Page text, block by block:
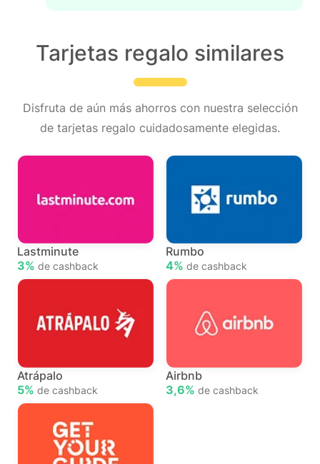
Tarjetas regalo similares
Disfruta de aún más ahorros con nuestra selección
de tarjetas regalo cuidadosamente elegidas.
Lastminute
3% de cashback
Rumbo
4% de cashback
Atrápalo
5% de cashback
Airbnb
3,6% de cashback